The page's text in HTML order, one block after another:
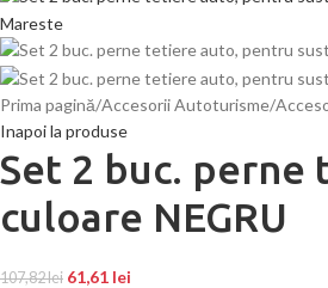
Mareste
Prima pagină Accesorii Autoturisme
Inapoi la produse
Set 2 buc.
culoare NEGRU
107,82lei 61,61 lei